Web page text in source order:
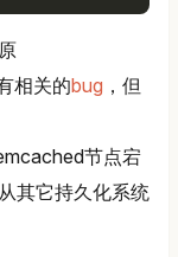
相关的bug ，但
节点宕
其它持久化系统